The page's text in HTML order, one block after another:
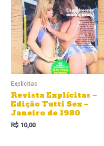
Explícitas
Revista Explícitas –
Edição Tutti Sex –
Janeiro de 1980
R$ 10,00